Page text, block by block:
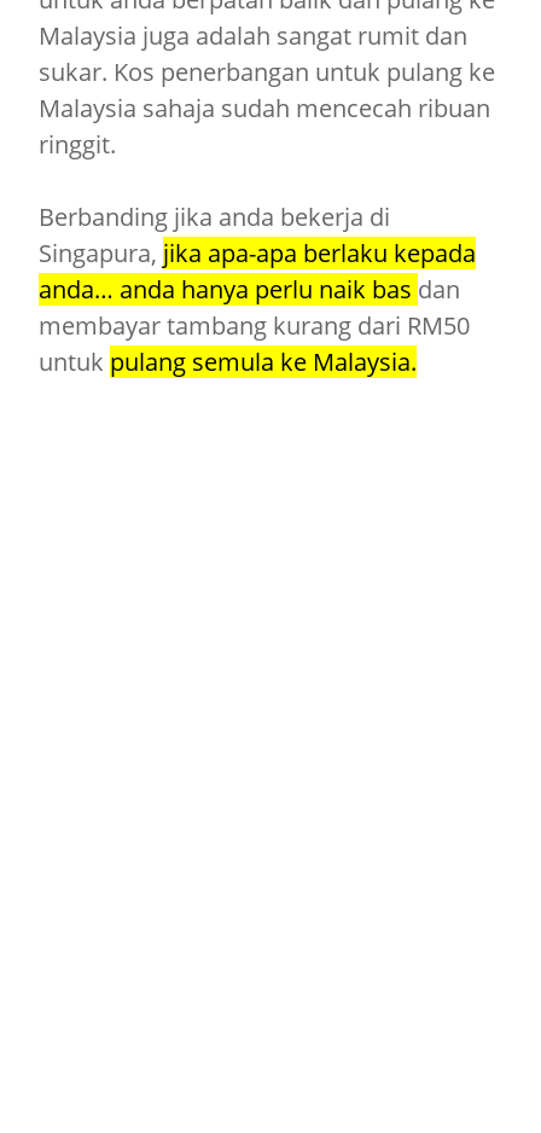
Malaysia juga adalah sangat rumit dan
sukar. Kos penerbangan untuk pulang ke
Malaysia sahaja sudah mencecah ribuan
ringgit.
Berbanding jika anda bekerja di
Singapura, jika apa-apa berlaku kepada
anda… anda hanya perlu naik bas dan
membayar tambang kurang dari RM50
untuk pulang semula ke Malaysia.